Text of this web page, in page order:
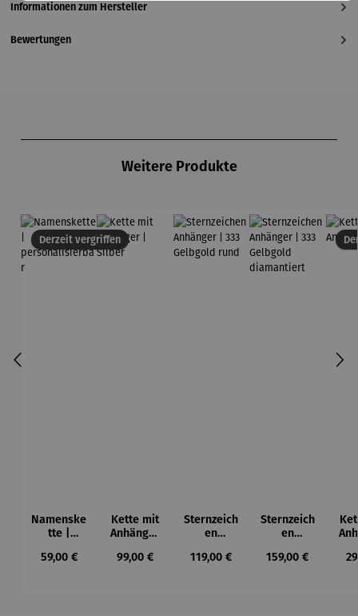
Informationen zum Hersteller
Bewertungen
Weitere Produkte
Derzeit vergriffen
Namenske
tte |
ierbar
Regulärer Preis:
59,00 €
Kette mit
Anhänger
Regulärer Preis:
99,00 €
Sternzeich
en
| 333
Regulärer Preis:
119,00 €
Sternzeich
en
| 333
Regulärer Preis:
159,00 €